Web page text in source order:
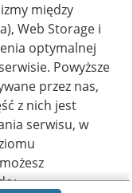
recept przez
skorzystać z tej
Filtrowanie wyników
między
Web Storage i
optymalnej
Powyższe
przez nas,
z nich jest
serwisu, w